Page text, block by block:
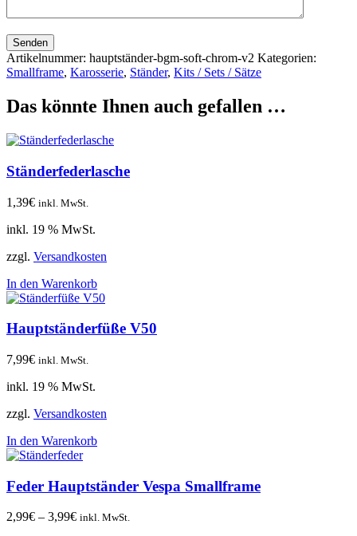
Senden
Artikelnummer: hauptständer-bgm-soft-chrom-v2 Kategorien:
Smallframe, Karosserie, Ständer, Kits / Sets / Sätze
Das könnte Ihnen auch gefallen …
Ständerfederlasche
1,39€ inkl. MwSt.
inkl. 19 % MwSt.
zzgl. Versandkosten
In den Warenkorb
Hauptständerfüße V50
7,99€ inkl. MwSt.
inkl. 19 % MwSt.
zzgl. Versandkosten
In den Warenkorb
Feder Hauptständer Vespa Smallframe
2,99€ – 3,99€ inkl. MwSt.